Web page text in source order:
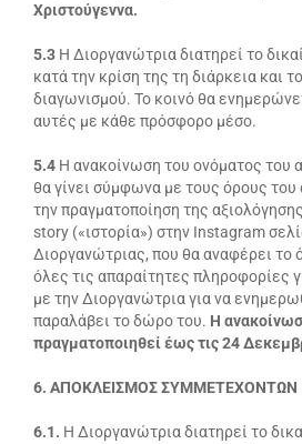
Χριστούγεννα.
5.3 Η Διοργανώτρια διατηρεί το
κατά την κρίση της τη διάρκεια και
διαγωνισμού. Το κοινό θα
αυτές με κάθε πρόσφορο μέσο.
5.4 Η ανακοίνωση του ονόματος του
θα γίνει σύμφωνα με τους όρους του
την πραγματοποίηση της
story («ιστορία») στην Instagram
Διοργανώτριας, που θα αναφέρει το
όλες τις απαραίτητες πληροφορίες
με την Διοργανώτρια για να
παραλάβει το δώρο του. Η
πραγματοποιηθεί έως τις 24
6. ΑΠΟΚΛΕΙΣΜΟΣ ΣΥΜΜΕΤΕΧΟΝΤΩΝ
6.1. Η Διοργανώτρια διατηρεί το